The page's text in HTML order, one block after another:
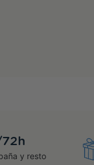
y resto